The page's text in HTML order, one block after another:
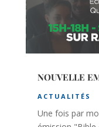
NOUVELLE
ACTUALITÉS
Une fois par